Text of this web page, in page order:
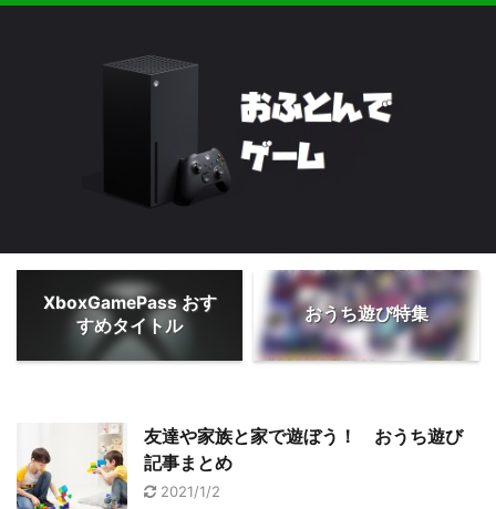
XboxGamePass おす
すめタイトル
おうち遊び特集
友達や家族と家で遊ぼう！ おうち遊び
記事まとめ
2021/1/2